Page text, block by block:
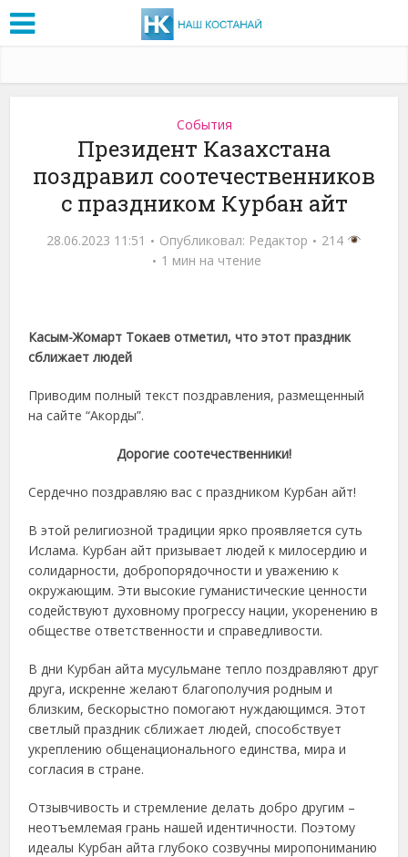
События
Президент Казахстана
поздравил соотечественников
с праздником Курбан айт
28.06.2023 11:51 Опубликовал: Редактор
214
1 мин на чтение
Касым-Жомарт Токаев отметил, что этот праздник
сближает людей
Приводим полный текст поздравления, размещенный
на сайте “Акорды”.
Дорогие соотечественники!
Сердечно поздравляю вас с праздником Курбан айт!
В этой религиозной традиции ярко проявляется суть
Ислама. Курбан айт призывает людей к милосердию и
солидарности, добропорядочности и уважению к
окружающим. Эти высокие гуманистические ценности
содействуют духовному прогрессу нации, укоренению в
обществе ответственности и справедливости.
В дни Курбан айта мусульмане тепло поздравляют друг
друга, искренне желают благополучия родным и
близким, бескорыстно помогают нуждающимся. Этот
светлый праздник сближает людей, способствует
укреплению общенационального единства, мира и
согласия в стране.
Отзывчивость и стремление делать добро другим –
неотъемлемая грань нашей идентичности. Поэтому
идеалы Курбан айта глубоко созвучны миропониманию